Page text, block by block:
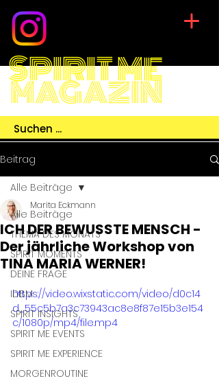
SPIRIT ME
MAGAZIN
Beitrag
Alle Beiträge
THEMA DES MONATS
SPIRIT MOMENTS
DEINE FRAGE
IDBM
SPIRIT INSIGHTS
SPIRIT ME EVENTS
SPIRIT ME EXPERIENCE
MORGENROUTINE
Alle Beiträge
ICH DER BEWUSSTE MENSCH -
Der jährliche Workshop von
TINA MARIA WERNER!
Marita Eckmann
https://video.wixstatic.com/video/d0c14
d_55c5b7a3c73943ac8e8f87e15b3e154
c/1080p/mp4/file.mp4